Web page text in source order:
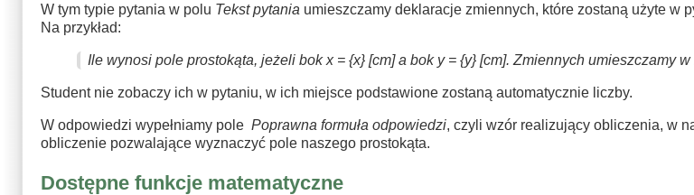
W tym typie pytania w polu Tekst pytania umieszczamy deklaracje zmiennych, które zostaną użyte w
Na przykład:
Ile wynosi pole prostokąta, jeżeli bok x = {x} [cm] a bok y = {y} [cm]. Zmiennych umieszczamy w
Student nie zobaczy ich w pytaniu, w ich miejsce podstawione zostaną automatycznie liczby.
W odpowiedzi wypełniamy pole Poprawna formuła odpowiedzi, czyli wzór realizujący obliczenia, w
obliczenie pozwalające wyznaczyć pole naszego prostokąta.
Dostępne funkcje matematyczne